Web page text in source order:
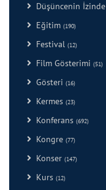
Düşüncenin İzinde
Eğitim (190)
Festival (12)
Film Gösterimi (51)
Gösteri (16)
Kermes (23)
Konferans (692)
Kongre (77)
Konser (147)
Kurs (12)